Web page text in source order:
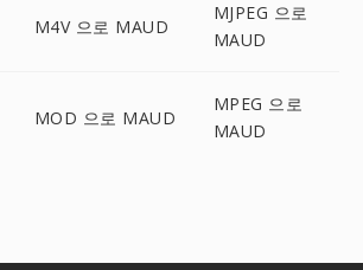
M4V 으로 MAUD
MJPEG 으로
MAUD
MOD 으로 MAUD
MPEG 으로
MAUD